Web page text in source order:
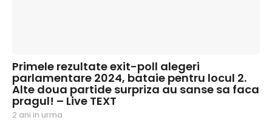
Primele rezultate exit-poll alegeri
parlamentare 2024, bataie pentru locul 2.
Alte doua partide surpriza au sanse sa faca
pragul! – Live TEXT
2 ani in urma